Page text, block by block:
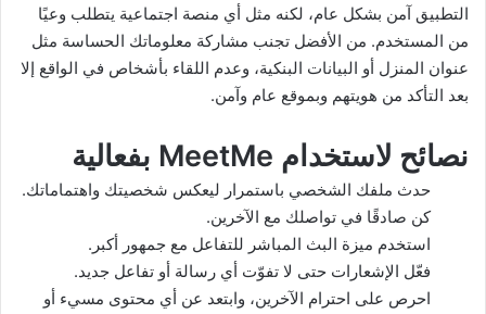
التطبيق آمن بشكل عام، لكنه مثل أي منصة اجتماعية يتطلب وعيًا
من المستخدم. من الأفضل تجنب مشاركة معلوماتك الحساسة مثل
عنوان المنزل أو البيانات البنكية، وعدم اللقاء بأشخاص في الواقع إلا
بعد التأكد من هويتهم وبموقع عام وآمن.
نصائح لاستخدام MeetMe بفعالية
حدث ملفك الشخصي باستمرار ليعكس شخصيتك واهتماماتك.
كن صادقًا في تواصلك مع الآخرين.
استخدم ميزة البث المباشر للتفاعل مع جمهور أكبر.
فعّل الإشعارات حتى لا تفوّت أي رسالة أو تفاعل جديد.
احرص على احترام الآخرين، وابتعد عن أي محتوى مسيء أو